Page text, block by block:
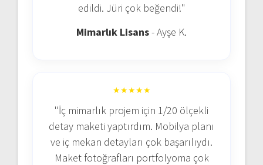
edildi. Jüri çok beğendi!"
Mimarlık Lisans- Ayşe K.
★★★★★
"İç mimarlık projem için 1/20 ölçekli
detay maketi yaptırdım. Mobilya planı
ve iç mekan detayları çok başarılıydı.
Maket fotoğrafları portfolyoma çok